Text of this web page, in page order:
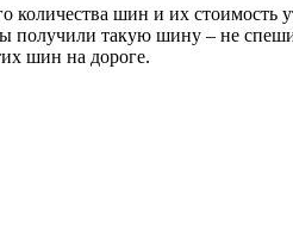
количества шин и их стоимость
получили такую шину – не
шин на дороге.